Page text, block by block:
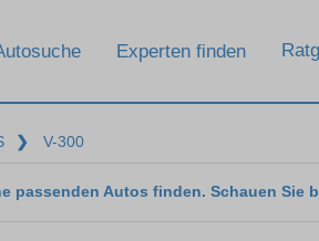
Experten finden
❯ V-300
passenden Autos finden. Schauen Sie